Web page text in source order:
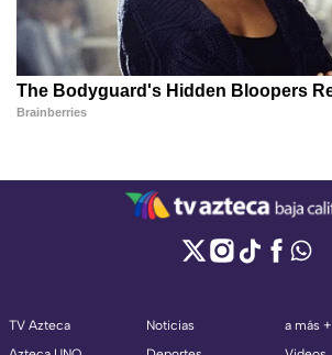
TV Azteca
Noticias
a más +